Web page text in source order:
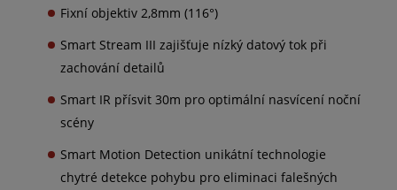
Fixní objektiv 2,8mm (116°)
Smart Stream III zajišťuje nízký datový tok při
zachování detailů
Smart IR přísvit 30m pro optimální nasvícení noční
scény
Smart Motion Detection unikátní technologie
chytré detekce pohybu pro eliminaci falešných